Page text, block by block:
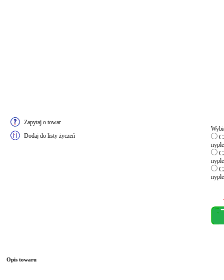
Zapytaj o towar
Dodaj do listy życzeń
nyple
nyple
nyple
Opis towaru